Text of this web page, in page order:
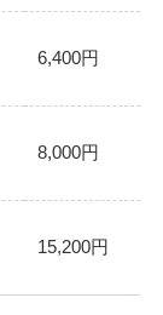
6,400円
8,000円
15,200円